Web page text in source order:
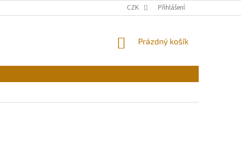
CZK Přihlášení
NÁKUPNÍ
Prázdný košík